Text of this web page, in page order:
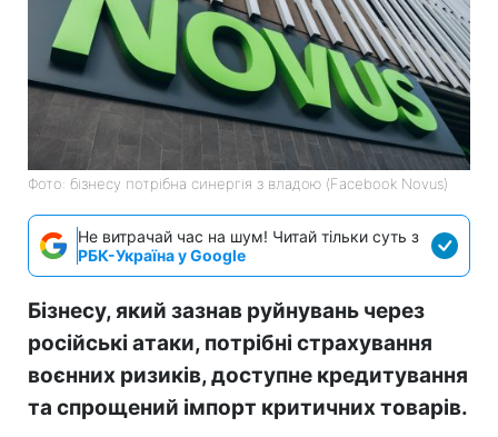
Фото: бізнесу потрібна синергія з владою (Facebook Novus)
Не витрачай час на шум! Читай тільки суть з
РБК-Україна у Google
Бізнесу, який зазнав руйнувань через
російські атаки, потрібні страхування
воєнних ризиків, доступне кредитування
та спрощений імпорт критичних товарів.